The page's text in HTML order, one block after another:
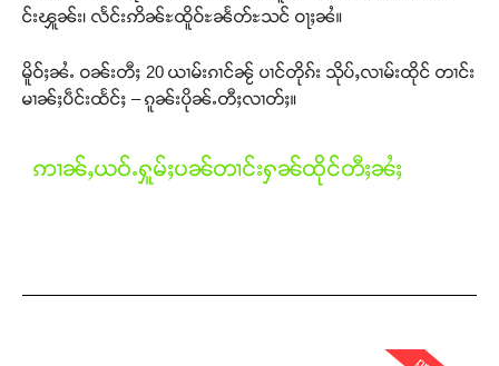
Support SHAN
တ်ႇ တူဝ်ႈလုမ်ႈၾႃႉၼၼ်ႉ ၶဝ်ႈႁူမ်ႈၵမ်ႉထႅမ် ၸုမ်းၶၢ
ဝ်ႇၽူႈတွႆႇႁွၵ်ႈ လႆႈယူႇၶႃႈဢေႃႈ။
င်းၾူၼ်း၊ လႅင်းဢိၼ်ႊထိူဝ်ႊၼႅတ်ႊသင် ဝႃႈၼႆ။
မိူဝ်ႈၼႆႉ ဝၼ်းတီႈ 20 ယၢမ်းၵၢင်ၼႂ် ပၢင်တိုၵ်း သိုပ်ႇလၢမ်းထိုင် တၢင်း
မၢၼ်ႈပဵင်းထႅင်ႈ – ၵူၼ်းပိုၼ်ႉတီႈလၢတ်ႈ။
ဢၢၼ်ႇယဝ်ႉႁူမ်ႈပၼ်တၢင်းႁၼ်ထိုင်တီႈၼႆႈ